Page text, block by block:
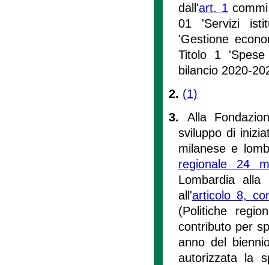
dall'art. 1
01 'Servizi
'Gestione
Titolo 1
bilancio 2020-
2. (1)
3. Alla
sviluppo di
milanese e
regionale 24
Lombardia
all'articolo 8,
(Politiche
contributo per
anno del
autorizzata la